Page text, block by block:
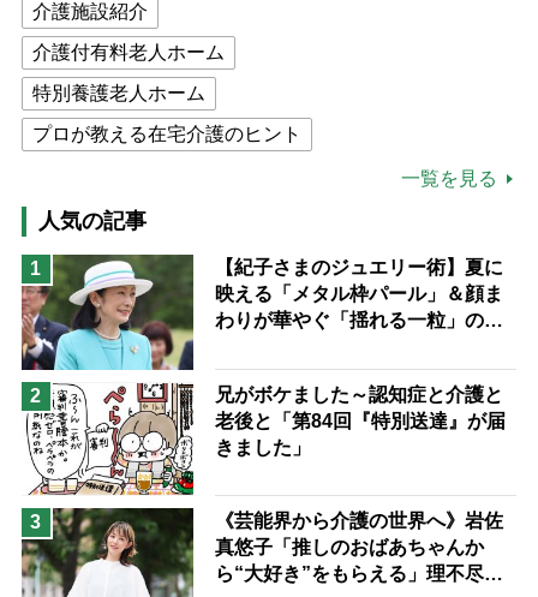
介護施設紹介
介護付有料老人ホーム
特別養護老人ホーム
プロが教える在宅介護のヒント
高木ブー
ケアマネジャー
猫が母になつきません
息子の遠距離介護サバイバル術
兄がボケました
予防法
一覧を見る
人気の記事
1
【紀子さまのジュエリー術】夏に
映える「メタル枠パール」＆顔ま
わりが華やぐ「揺れる一粒」の使
2
兄がボケました～認知症と介護と
老後と「第84回『特別送達』が届
きました」
3
《芸能界から介護の世界へ》岩佐
真悠子「推しのおばあちゃんか
ら“大好き”をもらえる」理不尽さ